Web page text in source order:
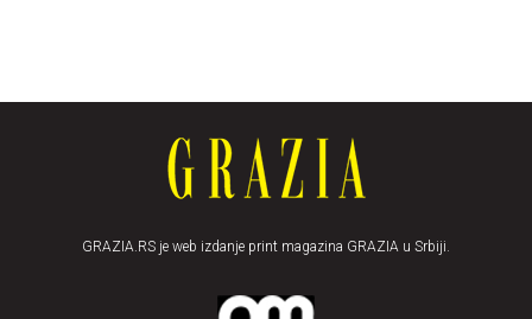
GRAZIA.RS je web izdanje print magazina GRAZIA u Srbiji.